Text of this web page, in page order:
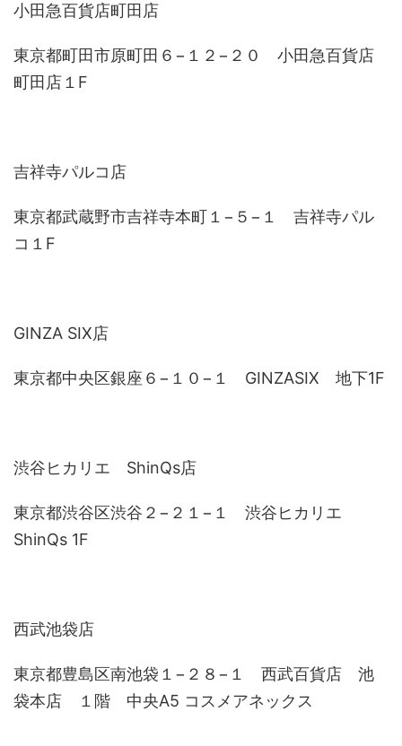
小田急百貨店町田店
東京都町田市原町田６−１２−２０ 小田急百貨店
町田店１F
吉祥寺パルコ店
東京都武蔵野市吉祥寺本町１−５−１ 吉祥寺パル
コ１F
GINZA SIX店
東京都中央区銀座６−１０−１ GINZASIX 地下1F
渋谷ヒカリエ ShinQs店
東京都渋谷区渋谷２−２１−１ 渋谷ヒカリエ
ShinQs 1F
西武池袋店
東京都豊島区南池袋１−２８−１ 西武百貨店 池
袋本店 １階 中央A5 コスメアネックス